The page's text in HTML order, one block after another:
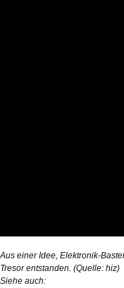
Aus einer Idee, Elektronik-
Tresor entstanden. (Quelle: hiz)
Siehe auch: